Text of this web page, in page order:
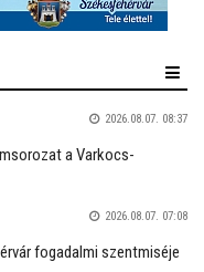
2026.08.07. 08:37
a Varkocs-
2026.08.07. 07:08
fogadalmi szentmiséje